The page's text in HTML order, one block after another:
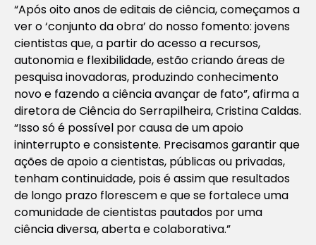
“Após oito anos de editais de ciência, começamos a
ver o ‘conjunto da obra’ do nosso fomento: jovens
cientistas que, a partir do acesso a recursos,
autonomia e flexibilidade, estão criando áreas de
pesquisa inovadoras, produzindo conhecimento
novo e fazendo a ciência avançar de fato”, afirma a
diretora de Ciência do Serrapilheira, Cristina Caldas.
“Isso só é possível por causa de um apoio
ininterrupto e consistente. Precisamos garantir que
ações de apoio a cientistas, públicas ou privadas,
tenham continuidade, pois é assim que resultados
de longo prazo florescem e que se fortalece uma
comunidade de cientistas pautados por uma
ciência diversa, aberta e colaborativa.”